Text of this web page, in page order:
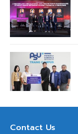
Contact Us